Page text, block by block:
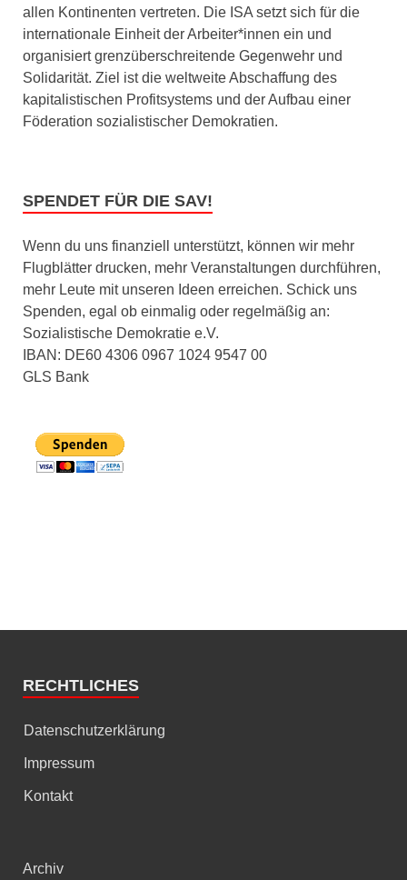
allen Kontinenten vertreten. Die ISA setzt sich für die
internationale Einheit der Arbeiter*innen ein und
organisiert grenzüberschreitende Gegenwehr und
Solidarität. Ziel ist die weltweite Abschaffung des
kapitalistischen Profitsystems und der Aufbau einer
Föderation sozialistischer Demokratien.
SPENDET FÜR DIE SAV!
Wenn du uns finanziell unterstützt, können wir mehr
Flugblätter drucken, mehr Veranstaltungen durchführen,
mehr Leute mit unseren Ideen erreichen. Schick uns
Spenden, egal ob einmalig oder regelmäßig an:
Sozialistische Demokratie e.V.
IBAN: DE60 4306 0967 1024 9547 00
GLS Bank
RECHTLICHES
Datenschutzerklärung
Impressum
Kontakt
Archiv